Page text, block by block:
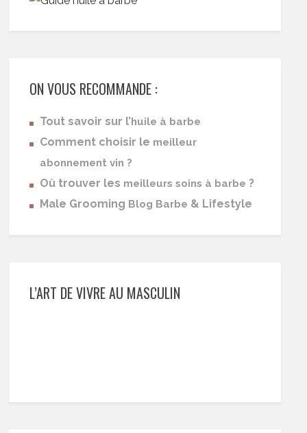
ON VOUS RECOMMANDE :
Tout savoir sur l’huile à barbe
Comment choisir le meilleur
abonnement vin ?
Où trouver les meilleurs soins à barbe ?
Male Grooming Blog Barbe & Lifestyle
L’ART DE VIVRE AU MASCULIN